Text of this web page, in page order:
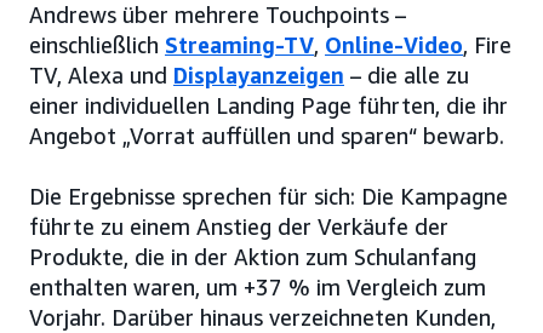
Andrews über mehrere Touchpoints –
einschließlich Streaming-TV, Online-Video, Fire
TV, Alexa und Displayanzeigen – die alle zu
einer individuellen Landing Page führten, die ihr
Angebot „Vorrat auffüllen und sparen“ bewarb.
Die Ergebnisse sprechen für sich: Die Kampagne
führte zu einem Anstieg der Verkäufe der
Produkte, die in der Aktion zum Schulanfang
enthalten waren, um +37 % im Vergleich zum
Vorjahr. Darüber hinaus verzeichneten Kunden,